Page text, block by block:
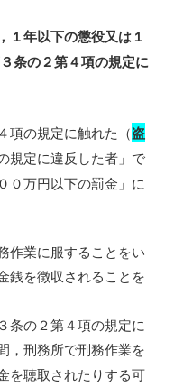
１年以下の懲役又は１
条の２第４項の規定に
項の規定に触れた（盗
規定に違反した者」で
０万円以下の罰金」に
作業に服することをい
銭を徴収されることを
条の２第４項の規定に
，刑務所で刑務作業を
を聴取されたりする可